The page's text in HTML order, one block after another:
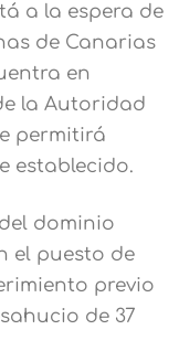
a la espera de
de Canarias
en
la Autoridad
permitirá
establecido.
dominio
el puesto de
previo
de 37